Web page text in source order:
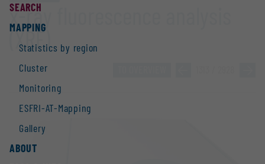
SEARCH
MAPPING
Statistics by region
Cluster
Monitoring
ESFRI-AT-Mapping
Gallery
ABOUT
x-ray fluorescence analysis
(XRF)